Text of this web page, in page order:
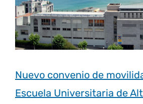
Comisiones
Personal
Empresas
Coordinador y tutores
Renovación acreditación
Memoria verificación
Informes
Impresos y formularios
Documentos
Impresos y formularios
Correo institucional
Delegación de Estudiantes
Primer Encuentro (2025)
Edición 2025 (UVL 2025)
Edición 2026 (UVL 2026)
Nuevo convenio de
Escuela Universitaria de